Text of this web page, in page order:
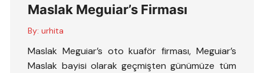
Maslak Meguiar’s Firması
By: urhita
Maslak Meguiar’s oto kuaför firması, Meguiar’s
Maslak bayisi olarak geçmişten günümüze tüm